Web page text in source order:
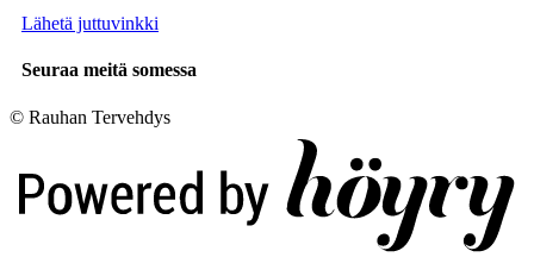
Lähetä juttuvinkki
Seuraa meitä somessa
© Rauhan Tervehdys